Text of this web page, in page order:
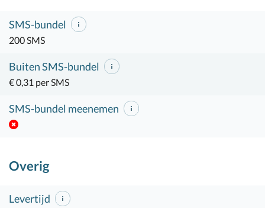
SMS-bundel
200 SMS
Buiten SMS-bundel
€ 0,31 per SMS
SMS-bundel meenemen
Overig
Levertijd